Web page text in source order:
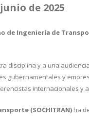
de 2025
de Ingeniería de
disciplina y a una
gubernamentales y
internacionales y
(SOCHITRAN) ha